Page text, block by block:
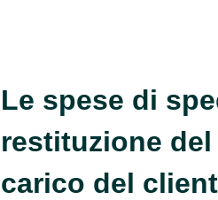
Le spese di
restituzione
carico del